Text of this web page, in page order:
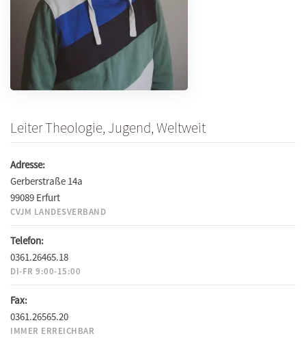
Leiter Theologie, Jugend, Weltweit
Adresse:
Gerberstraße 14a
99089 Erfurt
CVJM LANDESVERBAND
Telefon:
0361.26465.18
DI-FR 9:00-15:00
Fax:
0361.26565.20
IMMER ERREICHBAR